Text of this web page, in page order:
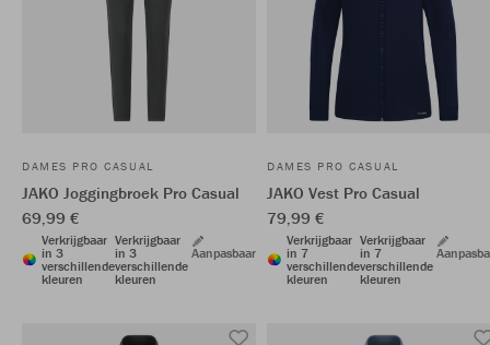
DAMES PRO CASUAL
JAKO Joggingbroek Pro Casual
69,99 €
Verkrijgbaar
in 3
verschillende
kleuren
Verkrijgbaar
in 3
verschillende
kleuren
Aanpasbaar
DAMES PRO CASUAL
JAKO Vest Pro Casual
79,99 €
Verkrijgbaar
in 7
verschillende
kleuren
Verkrijgbaar
in 7
verschillende
kleuren